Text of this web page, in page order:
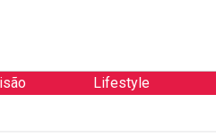
Lifestyle